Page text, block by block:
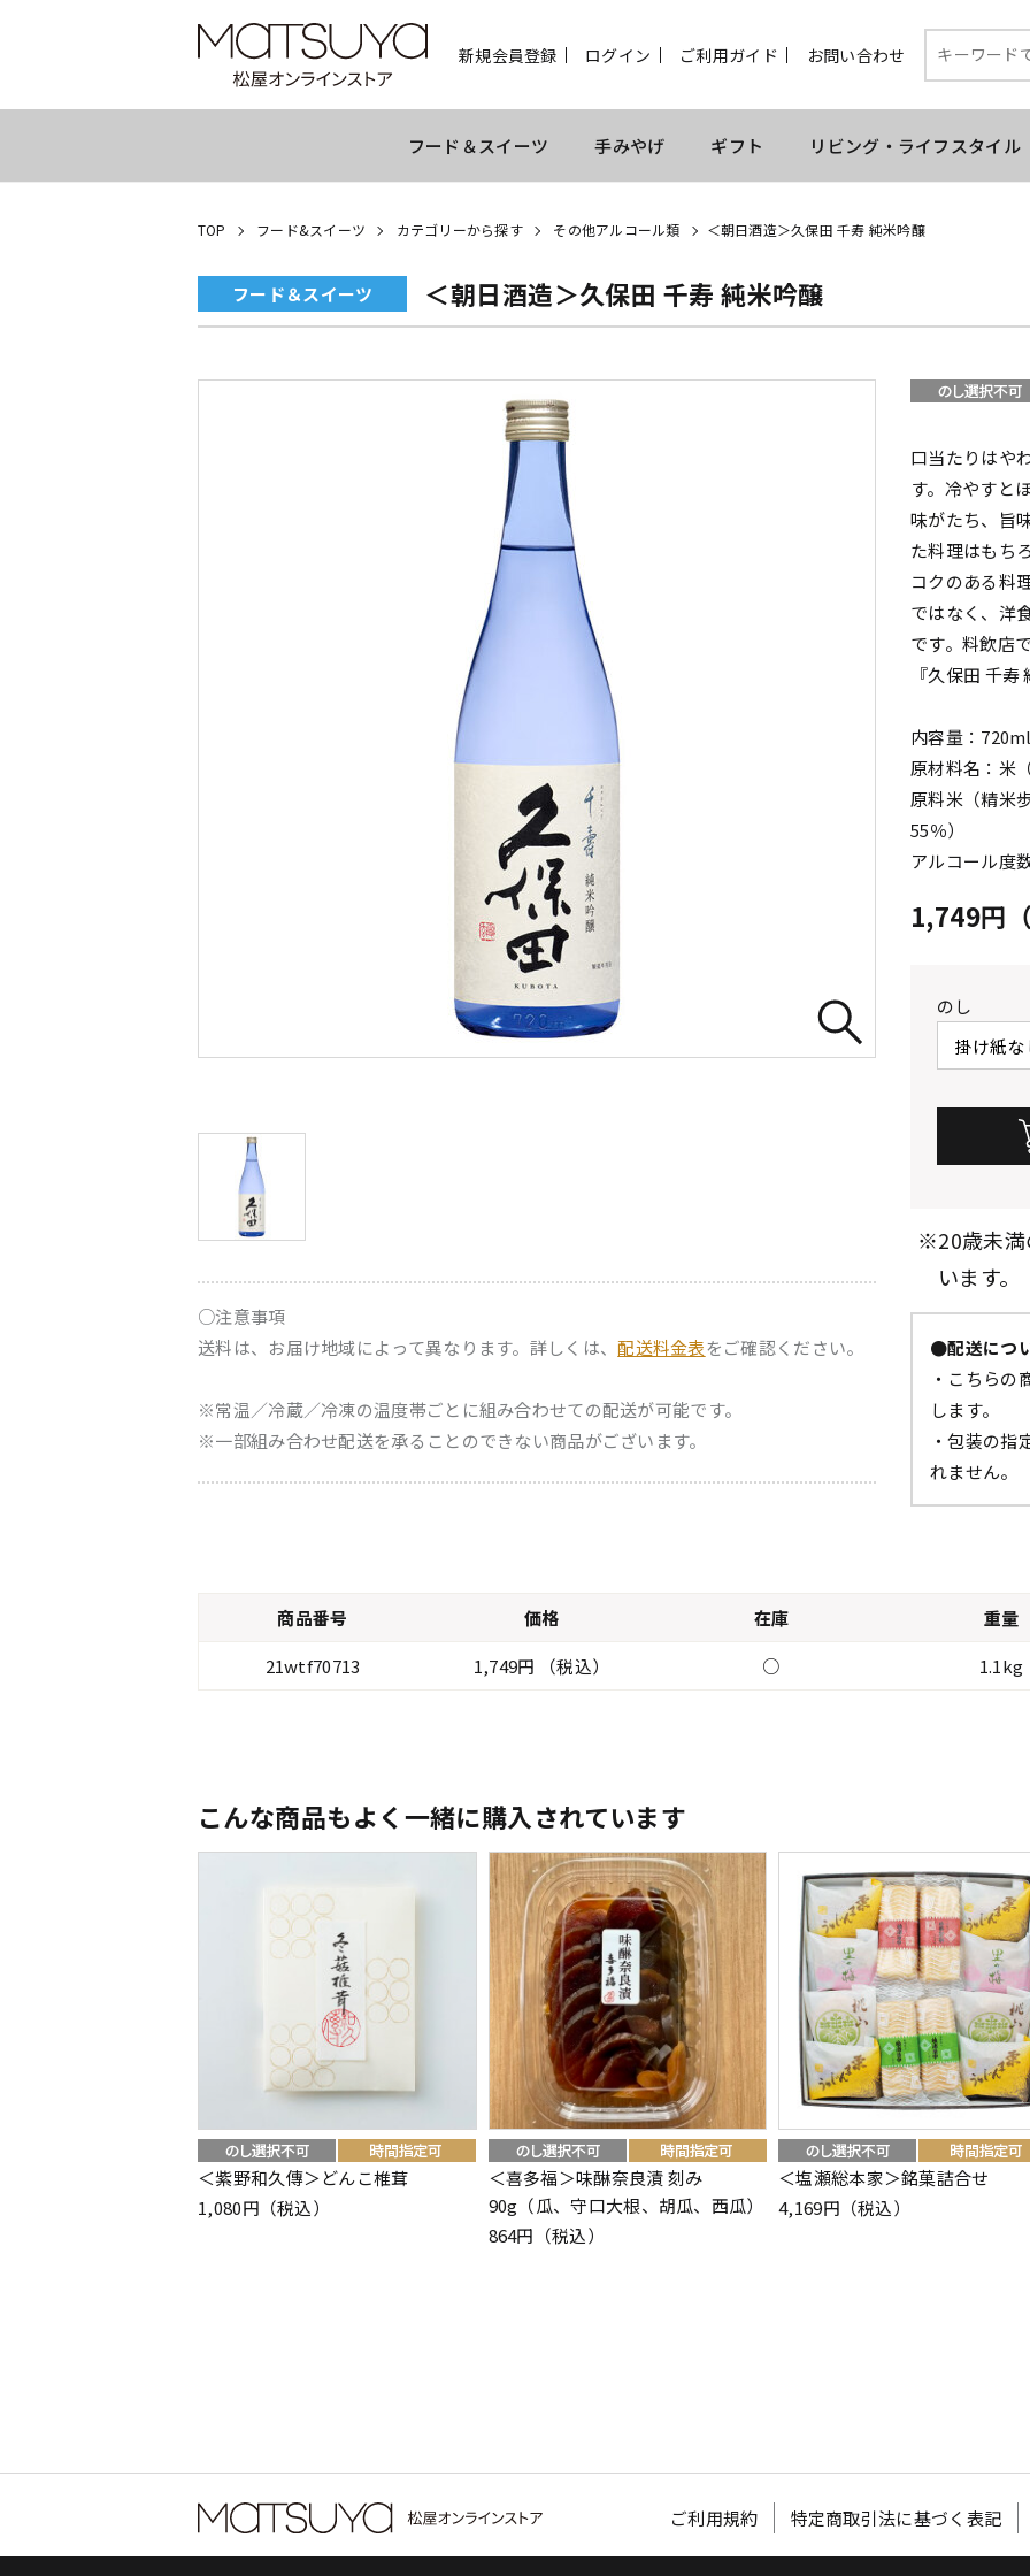
新規会員登録 ログイン ご利用ガイド お問い合わせ
フード＆スイーツ 手みやげ ギフト リビング・ライフスタイル
TOP フード&スイーツ カテゴリーから探す その他アルコール類 ＜朝日酒造＞久保田 千寿 純米吟醸
フード＆スイーツ ＜朝日酒造＞久保田 千寿 純米吟醸
○注意事項
送料は、お届け地域によって異なります。詳しくは、配送料金表をご確認ください。
※常温／冷蔵／冷凍の温度帯ごとに組み合わせての配送が可能です。
※一部組み合わせ配送を承ることのできない商品がございます。
口当たりはや
す。冷やすと
味がたち、旨
た料理はもち
コクのある料
ではなく、洋
です。料飲店
『久保田 千
内容量：
原材料名：米
原料米（精米
55％）
アルコール度
1,749円
のし
※20歳未満
います。
●配送につ
・こちらの
します。
・包装の指
れません。
商品番号 価格 在庫
重量
21wtf70713
1,749円 （税込） ○ 1.1kg
こんな商品もよく一緒に購入されています
＜紫野和久傳＞どんこ椎茸
1,080円（税込）
＜喜多福＞味醂奈良漬 刻み
90g（瓜、守口大根、胡瓜、西瓜）
864円（税込）
＜塩瀬総本家＞銘菓詰合せ
4,169円（税込）
ご利用規約 特定商取引法に基づく表記